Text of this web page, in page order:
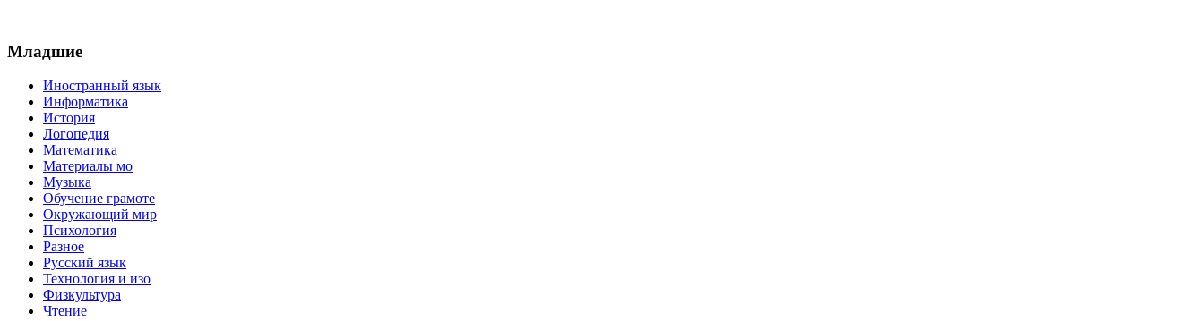
Младшие
Иностранный язык
Информатика
История
Логопедия
Математика
Материалы мо
Музыка
Обучение грамоте
Окружающий мир
Психология
Разное
Русский язык
Технология и изо
Физкультура
Чтение